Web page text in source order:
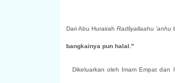
Dari Abu Hurairah Radliyallaahu 'anhu
bangkainya pun halal."
Dikeluarkan oleh Imam Empat dan